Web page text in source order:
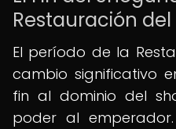
Restauración
El período de la
cambio significativo
fin al dominio del
poder al